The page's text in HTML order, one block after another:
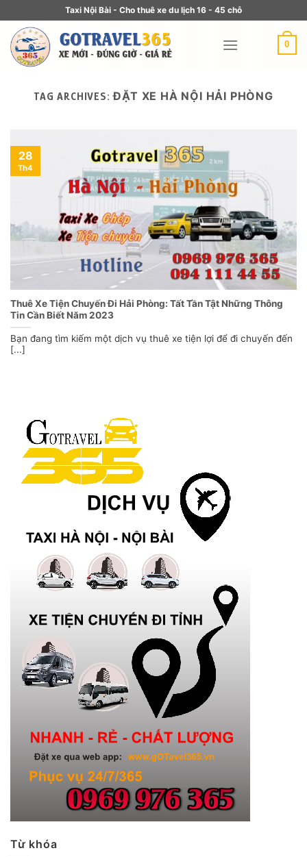
Taxi Nội Bài - Cho thuê xe du lịch 16 - 45 chỗ
0
TAG ARCHIVES:ĐẶT XE HÀ NỘI HẢI PHÒNG
Thuê Xe Tiện Chuyến Đi Hải Phòng: Tất Tần Tật Những Thông
Tin Cần Biết Năm 2023
Bạn đang tìm kiếm một dịch vụ thuê xe tiện lợi để đi chuyến đến
[...]
28
Th4
Từ khóa